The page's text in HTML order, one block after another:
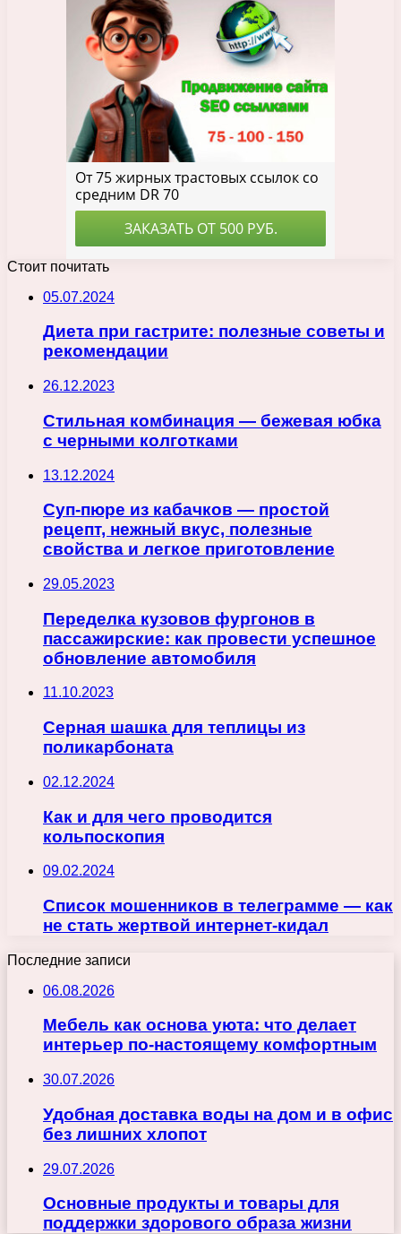
Стоит почитать
05.07.2024
Диета при гастрите: полезные советы и
рекомендации
26.12.2023
Стильная комбинация — бежевая юбка
с черными колготками
13.12.2024
Суп-пюре из кабачков — простой
рецепт, нежный вкус, полезные
свойства и легкое приготовление
29.05.2023
Переделка кузовов фургонов в
пассажирские: как провести успешное
обновление автомобиля
11.10.2023
Серная шашка для теплицы из
поликарбоната
02.12.2024
Как и для чего проводится
кольпоскопия
09.02.2024
Список мошенников в телеграмме — как
не стать жертвой интернет-кидал
Последние записи
06.08.2026
Мебель как основа уюта: что делает
интерьер по-настоящему комфортным
30.07.2026
Удобная доставка воды на дом и в офис
без лишних хлопот
29.07.2026
Основные продукты и товары для
поддержки здорового образа жизни